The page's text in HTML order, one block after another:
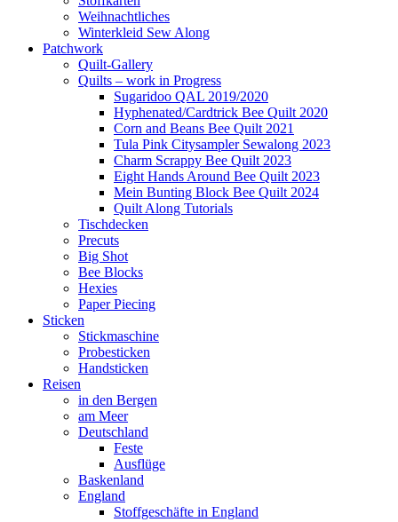
Weihnachtliches
Winterkleid Sew Along
Patchwork
Quilt-Gallery
Quilts – work in Progress
Sugaridoo QAL 2019/2020
Hyphenated/Cardtrick Bee Quilt 2020
Corn and Beans Bee Quilt 2021
Tula Pink Citysampler Sewalong 2023
Charm Scrappy Bee Quilt 2023
Eight Hands Around Bee Quilt 2023
Mein Bunting Block Bee Quilt 2024
Quilt Along Tutorials
Tischdecken
Precuts
Big Shot
Bee Blocks
Hexies
Paper Piecing
Sticken
Stickmaschine
Probesticken
Handsticken
Reisen
in den Bergen
am Meer
Deutschland
Feste
Ausflüge
Baskenland
England
Stoffgeschäfte in England